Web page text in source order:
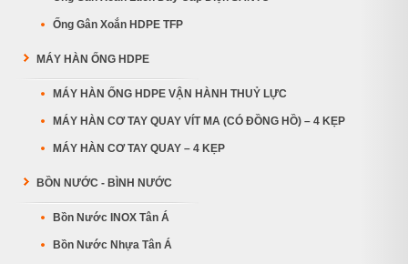
Ống Gân Xoắn HDPE TFP
MÁY HÀN ỐNG HDPE
MÁY HÀN ỐNG HDPE VẬN HÀNH THUỶ LỰC
MÁY HÀN CƠ TAY QUAY VÍT MA (CÓ ĐỒNG HỒ) – 4 KẸP
MÁY HÀN CƠ TAY QUAY – 4 KẸP
BỒN NƯỚC - BÌNH NƯỚC
Bồn Nước INOX Tân Á
Bồn Nước Nhựa Tân Á